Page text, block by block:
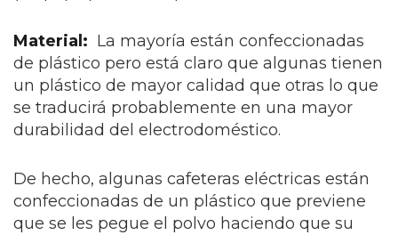
Material: La mayoría están confeccionadas
de plástico pero está claro que algunas tienen
un plástico de mayor calidad que otras lo que
se traducirá probablemente en una mayor
durabilidad del electrodoméstico.
De hecho, algunas cafeteras eléctricas están
confeccionadas de un plástico que previene
que se les pegue el polvo haciendo que su